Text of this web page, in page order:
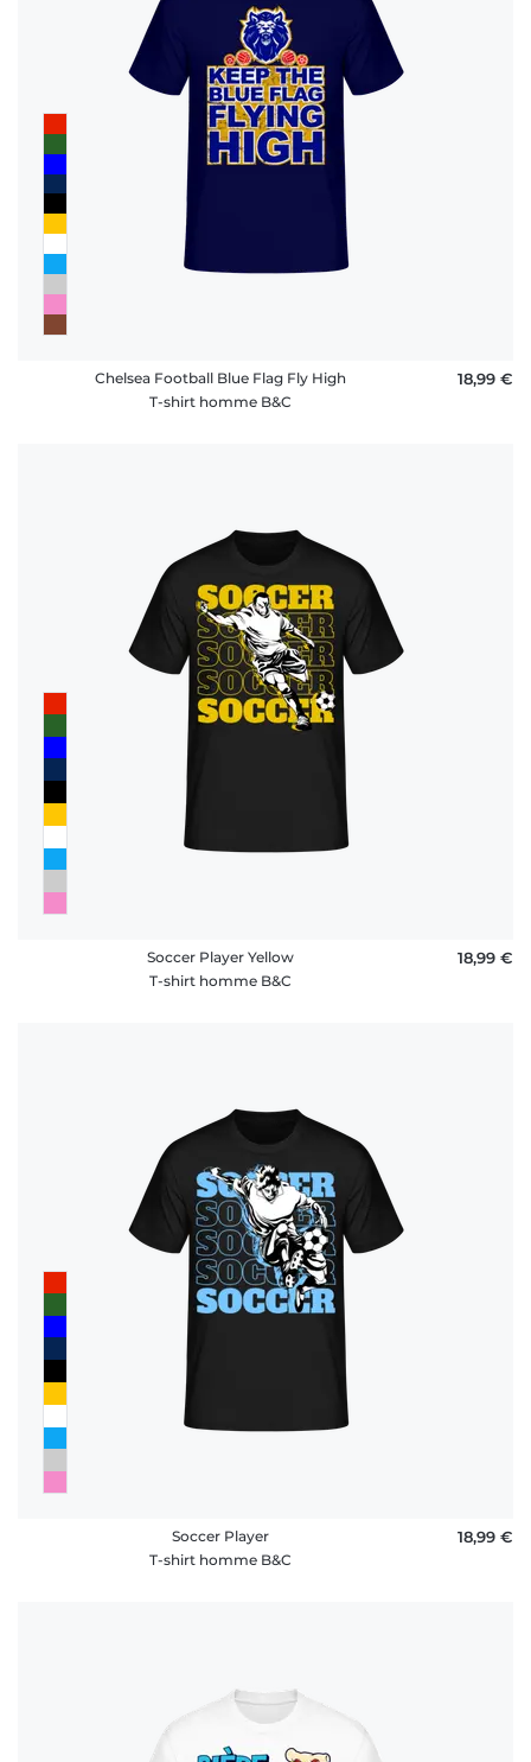
Chelsea Football Blue Flag Fly High
T-shirt homme B&C
18,99 €
Soccer Player Yellow
T-shirt homme B&C
18,99 €
Soccer Player
T-shirt homme B&C
18,99 €